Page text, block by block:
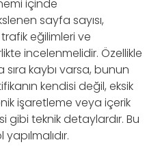
içinde
sayfa sayısı,
eğilimleri ve
incelenmelidir. Özellikle
sıra kaybı varsa, bunun
kendisi değil, eksik
işaretleme veya içerik
gibi teknik detaylardır. Bu